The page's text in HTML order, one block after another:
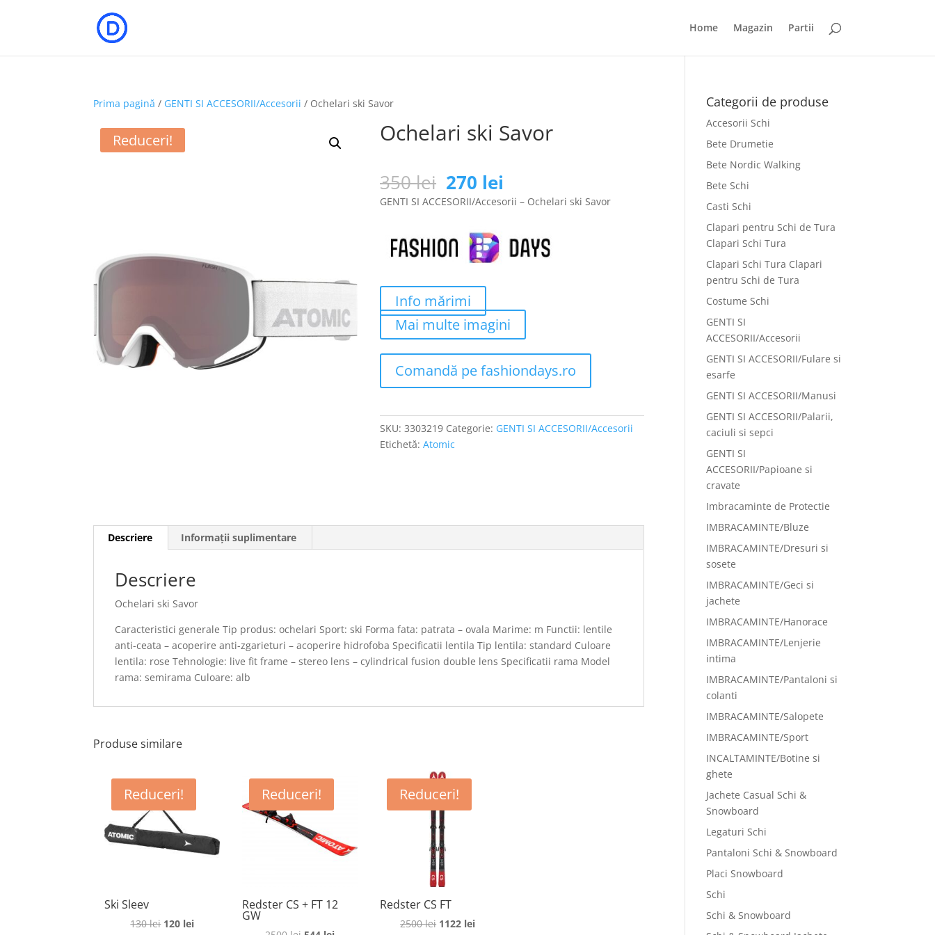
Home Magazin Partii
Prima pagină / GENTI SI ACCESORII/Accesorii / Ochelari ski Savor
Reduceri! Ochelari ski Savor
350lei Prețul
inițial
a
fost:
350 lei.
270 lei
curent
este:
GENTI SI ACCESORII/Accesorii – Ochelari ski Savor
Info mărimi
Mai multe imagini
Comandă pe fashiondays.ro
SKU:3303219 Categorie: GENTI SI ACCESORII/Accesorii
Etichetă:Atomic
Descriere Informații suplimentare
Descriere
Ochelari ski Savor
Caracteristici generale Tip produs: ochelari Sport: ski Forma fata: patrata – ovala Marime: m Functii: lentile
anti-ceata – acoperire anti-zgarieturi – acoperire hidrofoba Specificatii lentila Tip lentila: standard Culoare
lentila: rose Tehnologie: live fit frame – stereo lens – cylindrical fusion double lens Specificatii rama Model
rama: semirama Culoare: alb
Produse similare
Reduceri!
Ski Sleev
130lei Prețul
120 leiPrețul
Reduceri!
Redster CS + FT 12
GW
Reduceri!
Redster CS FT
2500lei Prețul
1122 leiPrețul
Categorii de produse
Accesorii Schi
Bete Drumetie
Bete Nordic Walking
Bete Schi
Casti Schi
Clapari pentru Schi de Tura
Clapari Schi Tura
Clapari Schi Tura Clapari
pentru Schi de Tura
Costume Schi
GENTI SI
ACCESORII/Accesorii
GENTI SI ACCESORII/Fulare si
esarfe
GENTI SI ACCESORII/Manusi
GENTI SI ACCESORII/Palarii,
caciuli si sepci
GENTI SI
ACCESORII/Papioane si
cravate
Imbracaminte de Protectie
IMBRACAMINTE/Bluze
IMBRACAMINTE/Dresuri si
sosete
IMBRACAMINTE/Geci si
jachete
IMBRACAMINTE/Hanorace
IMBRACAMINTE/Lenjerie
intima
IMBRACAMINTE/Pantaloni si
colanti
IMBRACAMINTE/Salopete
IMBRACAMINTE/Sport
INCALTAMINTE/Botine si
ghete
Jachete Casual Schi &
Snowboard
Legaturi Schi
Pantaloni Schi & Snowboard
Placi Snowboard
Schi
Schi & Snowboard